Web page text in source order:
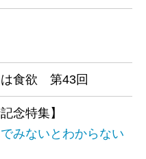
は食欲 第43回
念特集】
みないとわからない